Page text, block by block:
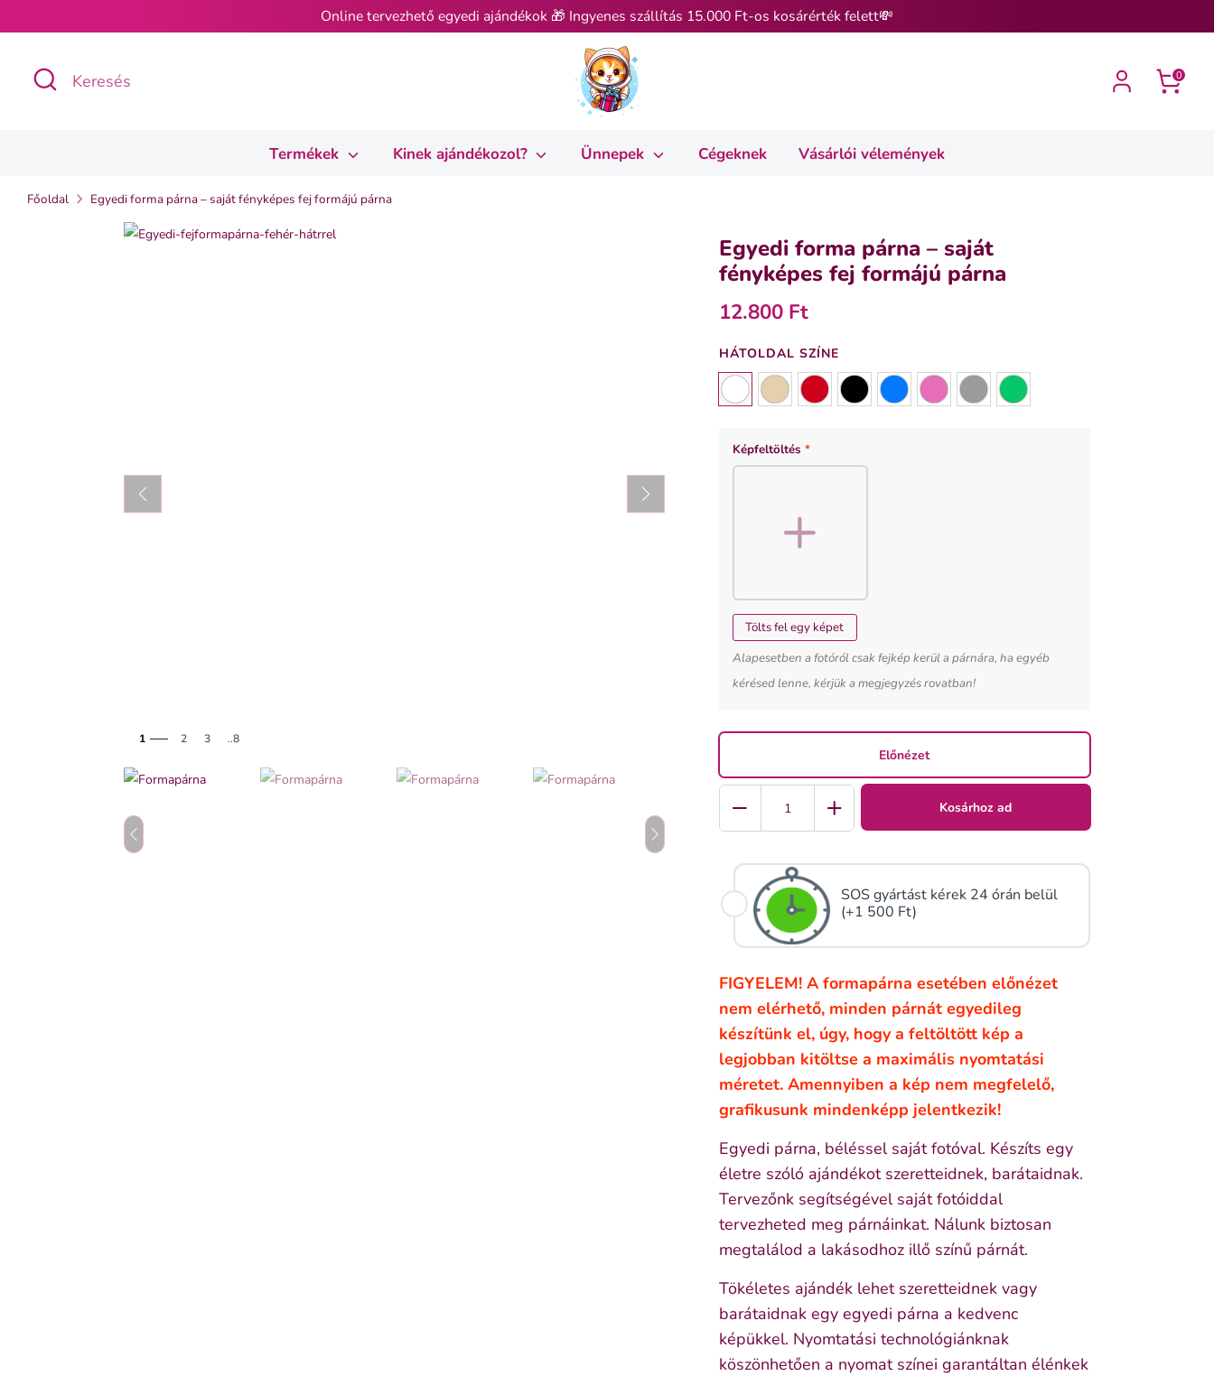
a
tartalomra
Online tervezhető egyedi ajándékok 🎁 Ingyenes szállítás 15.000 Ft-os kosárérték felett💸
Keresés
Keresés 0
Termékek Kinek ajándékozol? Ünnepek Cégeknek Vásárlói vélemények
Főoldal Egyedi forma párna – saját fényképes fej formájú párna
1 2 3 ..8
Egyedi forma párna – saját
fényképes fej formájú párna
12.800 Ft
HÁTOLDAL SZÍNE
PÁRNABELSŐ TÍPÚSA
Képfeltöltés *
Tölts fel egy képet
Alapesetben a fotóról csak fejkép kerül a párnára, ha egyéb
kérésed lenne, kérjük a megjegyzés rovatban!
Előnézet
Kosárhoz ad
SOS gyártást kérek 24 órán belül
(+1 500 Ft)
FIGYELEM! A formapárna esetében előnézet
nem elérhető, minden párnát egyedileg
készítünk el, úgy, hogy a feltöltött kép a
legjobban kitöltse a maximális nyomtatási
méretet. Amennyiben a kép nem megfelelő,
grafikusunk mindenképp jelentkezik!
Egyedi párna, béléssel saját fotóval. Készíts egy
életre szóló ajándékot szeretteidnek, barátaidnak.
Tervezőnk segítségével saját fotóiddal
tervezheted meg párnáinkat. Nálunk biztosan
megtalálod a lakásodhoz illő színű párnát.
Tökéletes ajándék lehet szeretteidnek vagy
barátaidnak egy egyedi párna a kedvenc
képükkel. Nyomtatási technológiánknak
köszönhetően a nyomat színei garantáltan élénkek